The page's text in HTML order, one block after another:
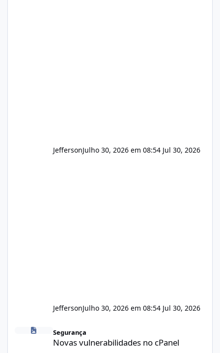
JeffersonJulho 30, 2026 em 08:54 Jul 30, 2026
JeffersonJulho 30, 2026 em 08:54 Jul 30, 2026
Segurança
Novas vulnerabilidades no cPanel